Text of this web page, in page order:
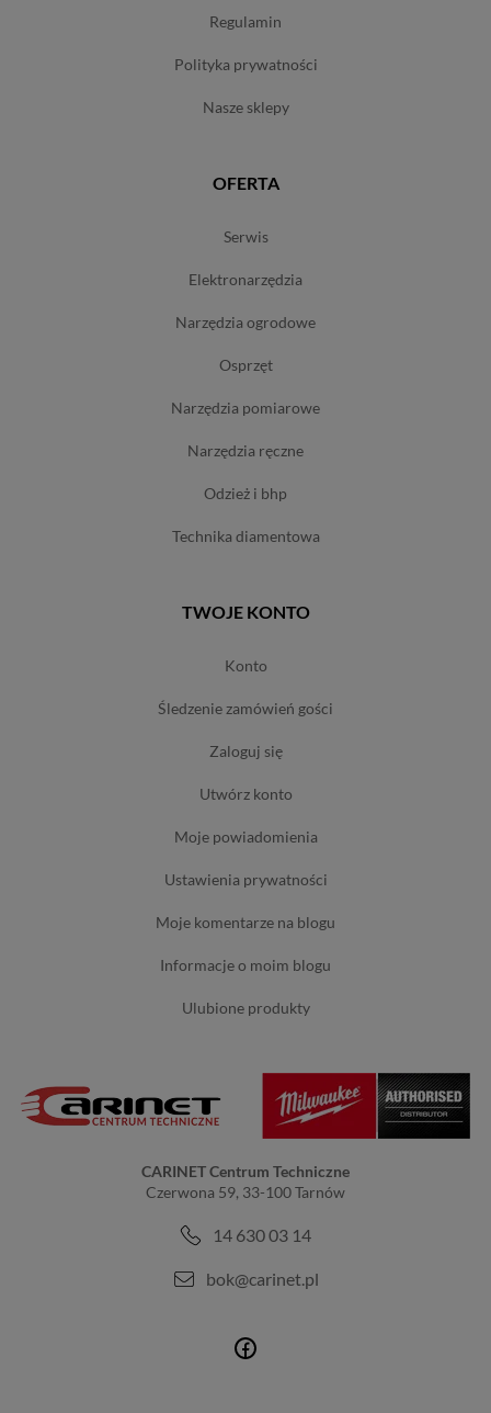
regulamin
polityka prywatności
nasze sklepy
OFERTA
serwis
elektronarzędzia
narzędzia ogrodowe
osprzęt
narzędzia pomiarowe
narzędzia ręczne
odzież i bhp
technika diamentowa
TWOJE KONTO
konto
śledzenie zamówień gości
zaloguj się
utwórz konto
moje powiadomienia
ustawienia prywatności
moje komentarze na blogu
informacje o moim blogu
ulubione produkty
CARINET Centrum Techniczne
Czerwona 59, 33-100 Tarnów
14 630 03 14
bok@carinet.pl